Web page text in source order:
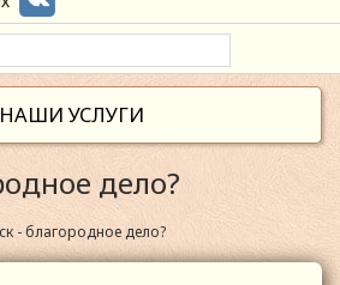
НАШИ УСЛУГИ
дело?
- благородное дело?